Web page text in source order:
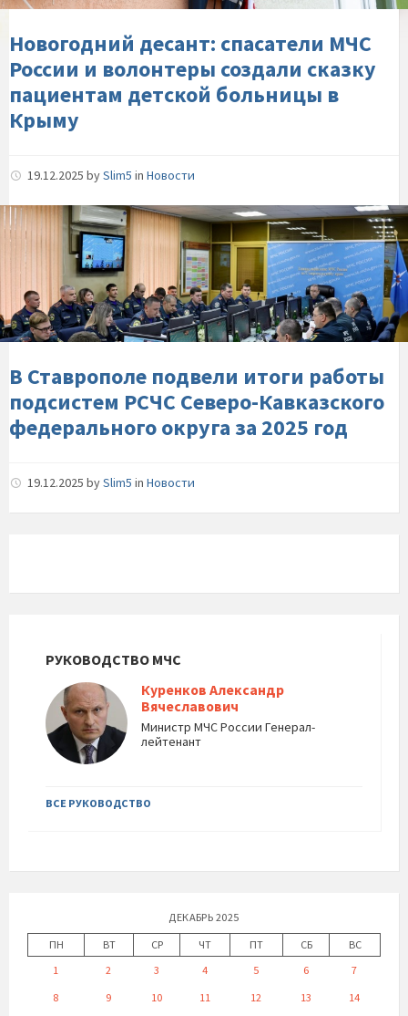
волонтеры-
создали-
пациентам-
детской-
Новогодний десант: спасатели МЧС
России и волонтеры создали сказку
пациентам детской больницы в
Крыму
19.12.2025 bySlim5 in Новости
В-
Ставрополе-
подвели-
итоги-
работы-
подсистем-
РСЧС-
Северо-
федерального-
округа-
В Ставрополе подвели итоги работы
подсистем РСЧС Северо-Кавказского
федерального округа за 2025 год
19.12.2025 bySlim5 in Новости
РУКОВОДСТВО МЧС
Куренков Александр
Вячеславович
Министр МЧС России Генерал-
лейтенант
ВСЕ РУКОВОДСТВО
ДЕКАБРЬ 2025
ПН
ВТ СР ЧТ ПТ СБ
ВС
1
2 3 4 5 6
7
8
9 10 11 12 13
14